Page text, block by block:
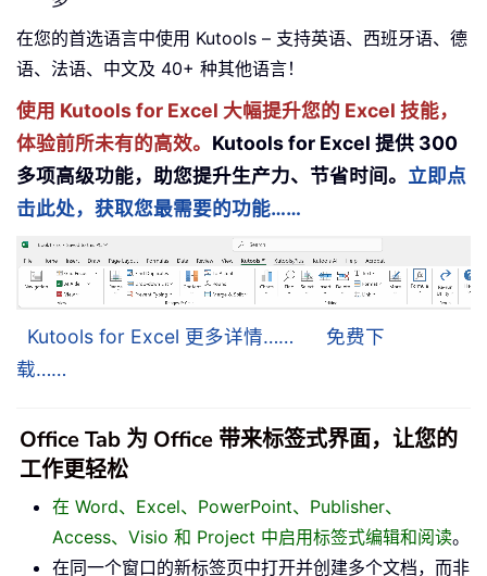
在您的首选语言中使用 Kutools – 支持英语、西班牙语、德
语、法语、中文及 40+ 种其他语言！
使用 Kutools for Excel 大幅提升您的 Excel 技能，
体验前所未有的高效。 Kutools for Excel 提供 300
多项高级功能，助您提升生产力、节省时间。 立即点
击此处，获取您最需要的功能……
Kutools for Excel 更多详情……
免费下
载……
Office Tab 为 Office 带来标签式界面，让您的
工作更轻松
在 Word、Excel、PowerPoint、Publisher、
Access、Visio 和 Project 中启用标签式编辑和阅读。
在同一个窗口的新标签页中打开并创建多个文档，而非